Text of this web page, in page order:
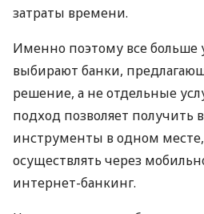
затраты времени.
Именно поэтому все
выбирают банки,
решение, а не отдельные
подход позволяет получить
инструменты в одном
осуществлять через
интернет-банкинг.